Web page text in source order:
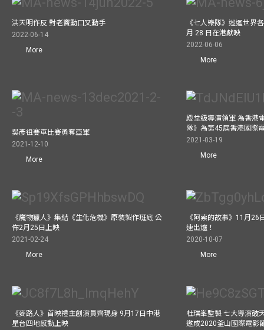
洪天明作反 對老竇動口又動手
2022-06-14
More
《七人樂隊》巡迴世界
月 28 日在港獻映
2022-06-06
More
吳彥祖賽車比賽勇奪亞軍
2021-12-10
More
殿堂級導演領軍 為香港
隊》為第45屆香港國際
2021-03-19
More
《魔物獵人》集結《生化危機》原裝製作班底 公
佈2月25日上映
2021-02-24
More
《阿索的故事》11月26
速出爐！
2020-10-07
More
《麥路人》首映禮主創演員齊現身 9月17日中港
星台四地感動上映
杜琪峯監製 七大導演破
邀成2020釜山國際電影